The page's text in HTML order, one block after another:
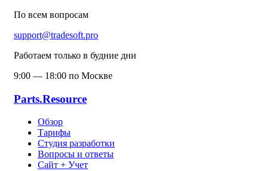
По всем вопросам
support@tradesoft.pro
Работаем только в будние дни
9:00 — 18:00 по Москве
Parts.Resource
Обзор
Тарифы
Студия разработки
Вопросы и ответы
Сайт + Учет